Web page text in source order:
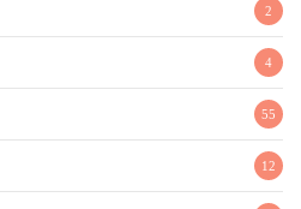
2
4
55
12